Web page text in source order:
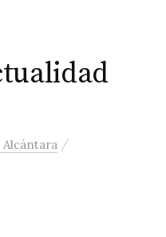
Alcántara /
de Actualidad (153º)